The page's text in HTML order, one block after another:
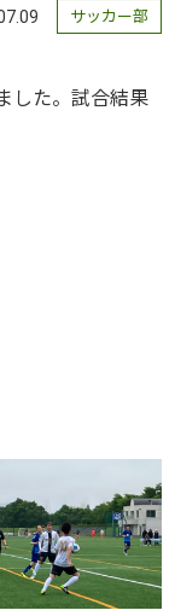
サッカー部
した。試合結果